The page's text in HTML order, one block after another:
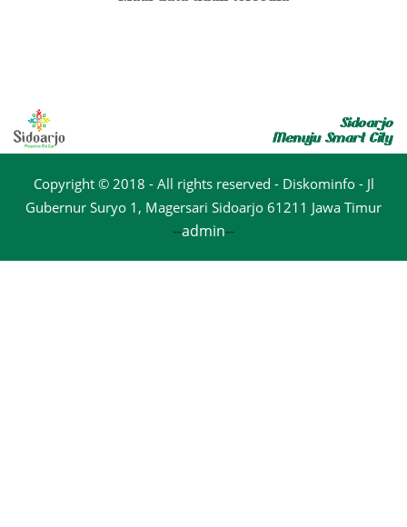
Copyright © 2018 - All rights reserved - Diskominfo - Jl
Gubernur Suryo 1, Magersari Sidoarjo 61211 Jawa Timur
--admin--